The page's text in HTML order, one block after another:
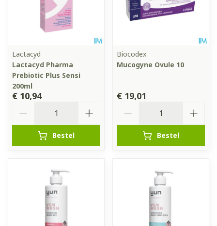
Lactacyd
Lactacyd Pharma
Prebiotic Plus Sensi
200ml
€ 10,94
Bestel
Biocodex
Mucogyne Ovule 10
€ 19,01
Bestel